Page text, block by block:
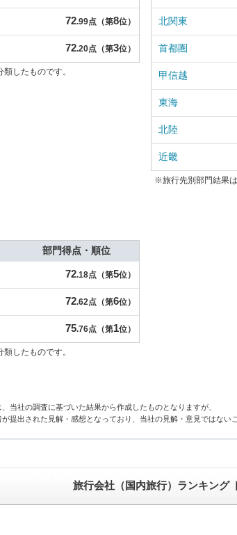
72.99点（第8位）
72.20点（第3位）
したものです。
北関東
首都圏
甲信越
東海
北陸
近畿
※旅行先別部門結果
部門得点・順位
72.18点（第5位）
72.62点（第6位）
75.76点（第1位）
したものです。
当社の調査に基づいた結果から作成したものとなりますが、
提出された見解・感想となっており、当社の見解・意見ではない
旅行会社（国内旅行）ランキング